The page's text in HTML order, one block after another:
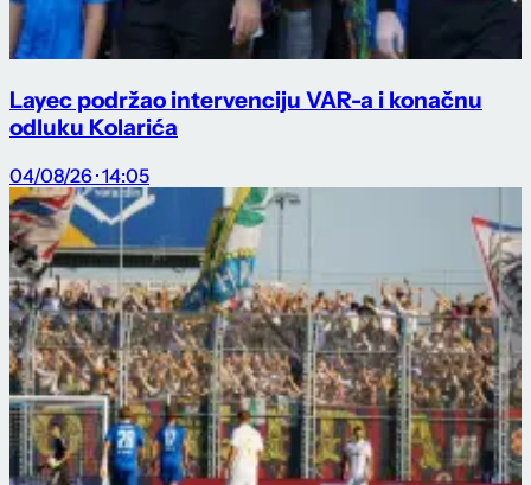
Layec podržao intervenciju VAR-a i konačnu
odluku Kolarića
04/08/26 · 14:05